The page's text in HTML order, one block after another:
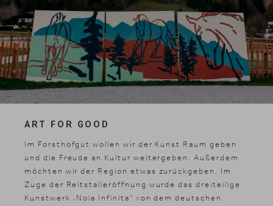
ART FOR GOOD
Im Forsthofgut wollen wir der Kunst Raum geben
und die Freude an Kultur weitergeben. Außerdem
möchten wir der Region etwas zurückgeben. Im
Zuge der Reitstalleröffnung wurde das dreiteilige
Kunstwerk „Noia Infinita“ von dem deutschen